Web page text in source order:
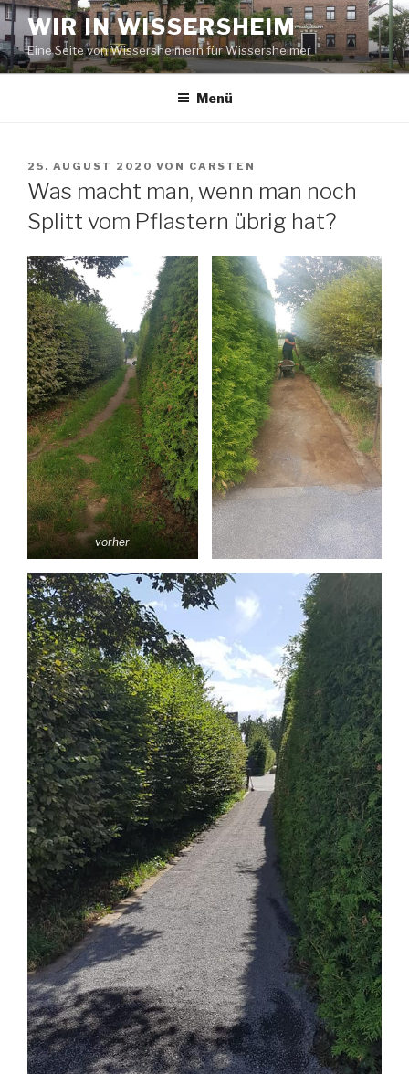
Zum
Inhalt
springen
WIR IN WISSERSHEIM
Eine Seite von Wissersheimern für Wissersheimer
Menü
VERÖFFENTLICHT
AM
25. AUGUST 2020 VON CARSTEN
Was macht man, wenn man noch
Splitt vom Pflastern übrig hat?
vorher